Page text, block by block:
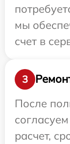
мы
счет в
3
После
расчет,